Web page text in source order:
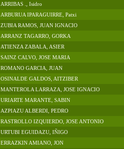
ARRIBAS ., Isidro
ARBURUA IPARAGUIRRE, Patxi
ZUBIA RAMOS, JUAN IGNACIO
ARRANZ TAGARRO, GORKA
ATIENZA ZABALA, ASIER
SAINZ CALVO, JOSE MARIA
ROMANO GARCIA, JUAN
OSINALDE GALDOS, AITZIBER
MANTEROLA LARRAZA, JOSE IGNACIO
URIARTE MARANTE, SABIN
AZPIAZU ALBERDI, PEDRO
RASTROLLO IZQUIERDO, JOSE ANTONIO
URTUBI EGUIDAZU, IÑIGO
ERRAZKIN AMIANO, JON